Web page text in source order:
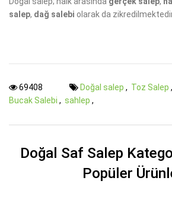
salep, dağ salebi olarak da
69408 Doğal salep , Toz Salep ,
Bucak Salebi , sahlep ,
Doğal Saf Salep
Popüler